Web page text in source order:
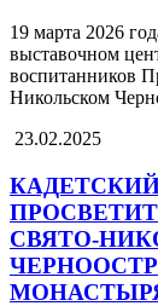
19 марта 2026
выставочном
воспитанников
Никольском
23.02.2025
СВЯТО-